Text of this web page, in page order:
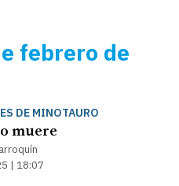
febrero de
DE MINOTAURO
muere
| 18:07